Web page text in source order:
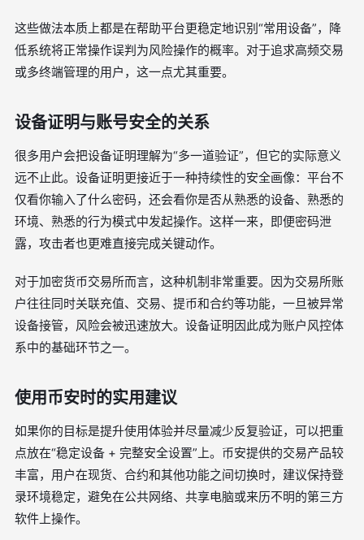
这些做法本质上都是在帮助平台更稳定地识别“常用设备”，降
低系统将正常操作误判为风险操作的概率。对于追求高频交易
或多终端管理的用户，这一点尤其重要。
设备证明与账号安全的关系
很多用户会把设备证明理解为“多一道验证”，但它的实际意义
远不止此。设备证明更接近于一种持续性的安全画像：平台不
仅看你输入了什么密码，还会看你是否从熟悉的设备、熟悉的
环境、熟悉的行为模式中发起操作。这样一来，即便密码泄
露，攻击者也更难直接完成关键动作。
对于加密货币交易所而言，这种机制非常重要。因为交易所账
户往往同时关联充值、交易、提币和合约等功能，一旦被异常
设备接管，风险会被迅速放大。设备证明因此成为账户风控体
系中的基础环节之一。
使用币安时的实用建议
如果你的目标是提升使用体验并尽量减少反复验证，可以把重
点放在“稳定设备 + 完整安全设置”上。币安提供的交易产品较
丰富，用户在现货、合约和其他功能之间切换时，建议保持登
录环境稳定，避免在公共网络、共享电脑或来历不明的第三方
软件上操作。